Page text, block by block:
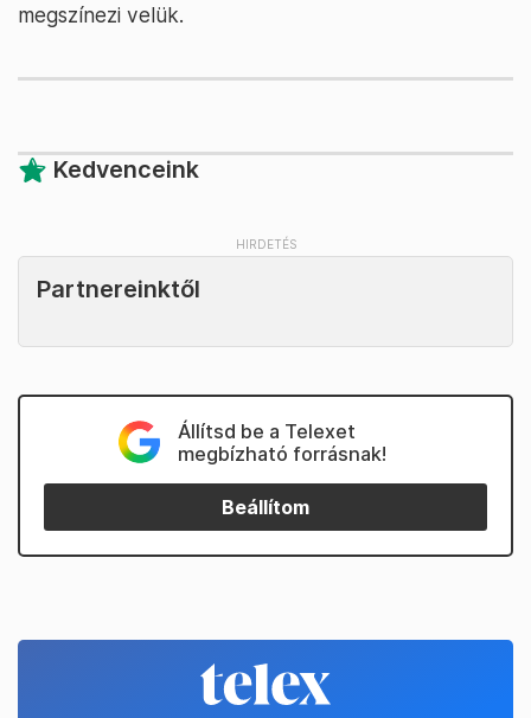
megszínezi velük.
Kedvenceink
Partnereinktől
Állítsd be a Telexet
megbízható forrásnak!
Beállítom